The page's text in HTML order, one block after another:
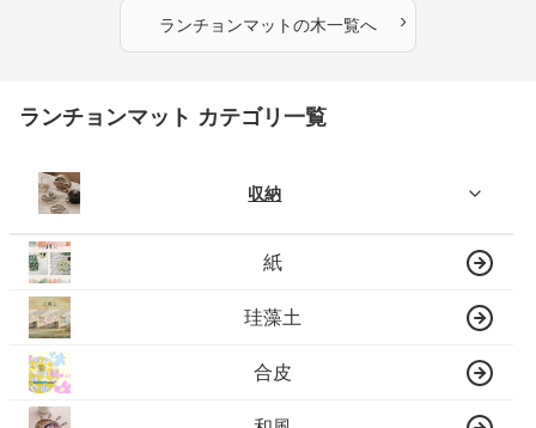
ランチョンマットの木一覧へ ›
ランチョンマット カテゴリ一覧
収納
紙
珪藻土
合皮